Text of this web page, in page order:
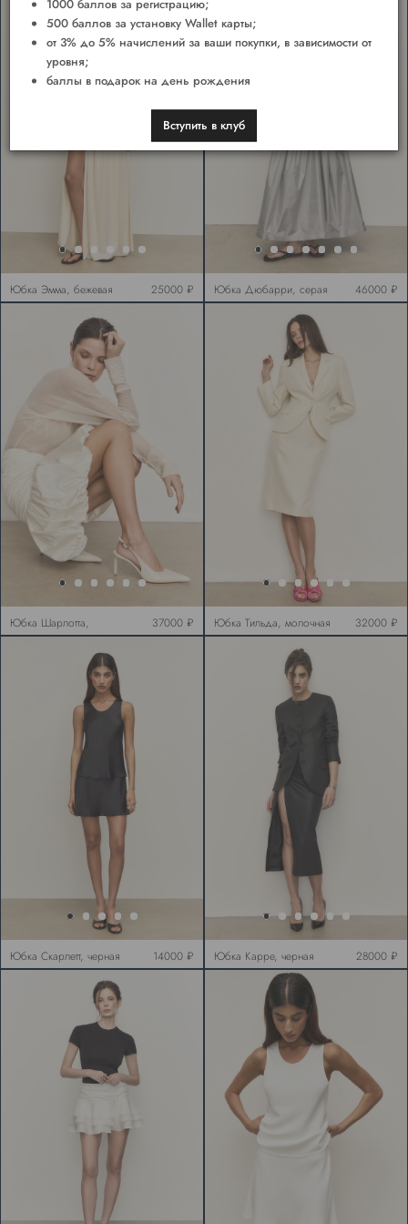
Юбка Эмма, бежевая 25000 ₽ Юбка Дюбарри, серая 46000 ₽
Юбка Шарлотта,
молочная
37000 ₽ Юбка Тильда, молочная 32000 ₽
Юбка Скарлетт, черная 14000 ₽ Юбка Карре, черная 28000 ₽
1000 баллов за регистрацию;
500 баллов за установку Wallet карты;
от 3% до 5% начислений за ваши покупки, в зависимости от
уровня;
баллы в подарок на день рождения
Вступить в клуб